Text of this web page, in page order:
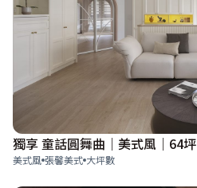
獨享 童話圓舞曲｜美式風｜64坪
美式風 張馨美式 大坪數